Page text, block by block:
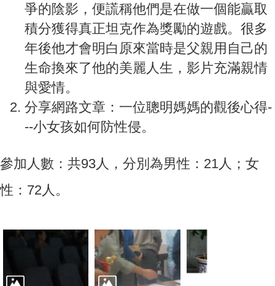
爭的陰影，便謊稱他們是在做一個能贏取
積分獲得真正坦克作為獎勵的遊戲。很多
年後他才會明白原來當時是父親用自己的
生命換來了他的美麗人生，影片充滿親情
與愛情。
分享網路文章：一位聰明媽媽的觀後心得-
--小女孩如何防性侵。
參加人數：共93人，分別為男性：21人；女
性：72人。